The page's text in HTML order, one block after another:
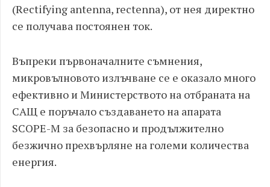
(Rectifying antenna, rectenna), от нея директно
се получава постоянен ток.
Въпреки първоначалните съмнения,
микровълновото излъчване се е оказало много
ефективно и Министерството на отбраната на
САЩ е поръчало създаването на апарата
SCOPE-M за безопасно и продължително
безжично прехвърляне на големи количества
енергия.